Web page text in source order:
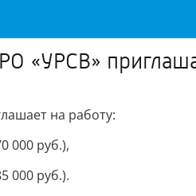
«УРСВ»
на работу:
000 руб.),
000 руб.).